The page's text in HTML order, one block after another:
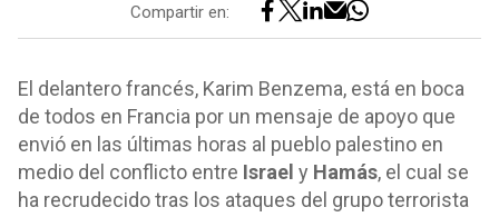
Compartir en:
El delantero francés, Karim Benzema, está en boca
de todos en Francia por un mensaje de apoyo que
envió en las últimas horas al pueblo palestino en
medio del conflicto entre Israel y Hamás, el cual se
ha recrudecido tras los ataques del grupo terrorista